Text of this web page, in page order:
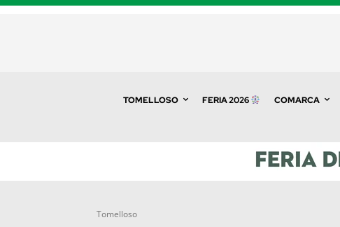
TOMELLOSO FERIA 2026 COMARCA
Tomelloso